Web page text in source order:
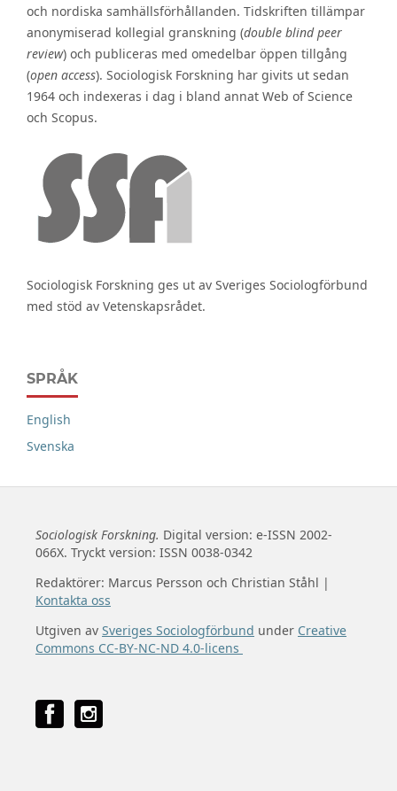
och nordiska samhällsförhållanden. Tidskriften tillämpar
anonymiserad kollegial granskning (double blind peer
review) och publiceras med omedelbar öppen tillgång
(open access). Sociologisk Forskning har givits ut sedan
1964 och indexeras i dag i bland annat Web of Science
och Scopus.
Sociologisk Forskning ges ut av Sveriges Sociologförbund
med stöd av Vetenskapsrådet.
SPRÅK
English
Svenska
Sociologisk Forskning. Digital version: e-ISSN 2002-
066X. Tryckt version: ISSN 0038-0342
Redaktörer: Marcus Persson och Christian Ståhl |
Kontakta oss
Utgiven av Sveriges Sociologförbund under Creative
Commons CC-BY-NC-ND 4.0-licens